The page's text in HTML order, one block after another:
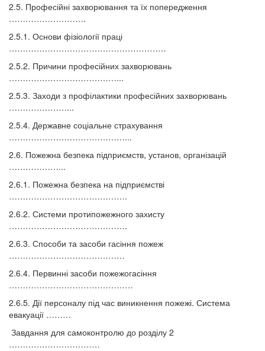
2.5. Професійні захворювання та їх попередження
……………………….
2.5.1. Основи фізіології праці
…………………………………………………
2.5.2. Причини професійних захворювань
…………………………………...
2.5.3. Заходи з профілактики професійних захворювань
…………………...
2.5.4. Державне соціальне страхування
……………………………………...
2.6. Пожежна безпека підприємств, установ, організацій
………………...
2.6.1. Пожежна безпека на підприємстві
…………………………………….
2.6.2. Системи протипожежного захисту
…………………………………….
2.6.3. Способи та засоби гасіння пожеж
……………………………………
2.6.4. Первинні засоби пожежогасіння
………………………………………
2.6.5. Дії персоналу під час виникнення пожежі. Система
евакуації ………
Завдання для самоконтролю до розділу 2
……………………………